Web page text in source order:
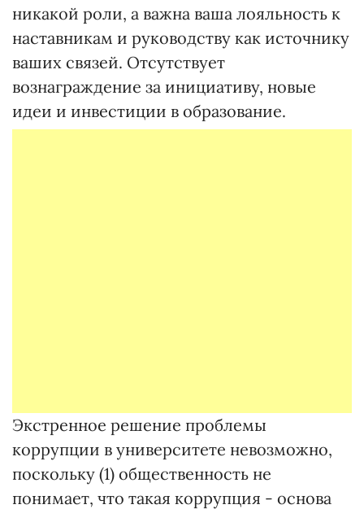
никакой роли, а важна ваша лояльность к
наставникам и руководству как источнику
ваших связей. Отсутствует
вознаграждение за инициативу, новые
идеи и инвестиции в образование.
Экстренное решение проблемы
коррупции в университете невозможно,
поскольку (1) общественность не
понимает, что такая коррупция - основа